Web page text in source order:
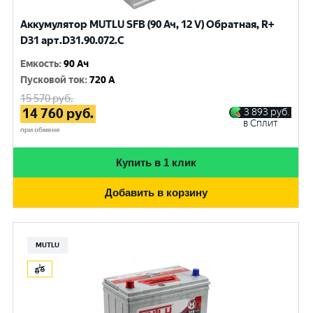
Аккумулятор MUTLU SFB (90 Ач, 12 V) Обратная, R+
D31 арт.D31.90.072.C
Емкость:90 Ач
Пусковой ток:720 A
15 570руб.
14 760 руб.
при обмене
3 893 руб.
в Сплит
Купить в 1 клик
Добавить в корзину
MUTLU